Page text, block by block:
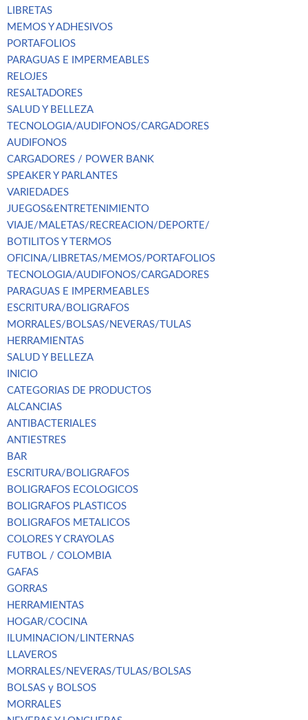
LIBRETAS
MEMOS Y ADHESIVOS
PORTAFOLIOS
PARAGUAS E IMPERMEABLES
RELOJES
RESALTADORES
SALUD Y BELLEZA
TECNOLOGIA/AUDIFONOS/CARGADORES
AUDIFONOS
CARGADORES / POWER BANK
SPEAKER Y PARLANTES
VARIEDADES
JUEGOS&ENTRETENIMIENTO
VIAJE/MALETAS/RECREACION/DEPORTE/
BOTILITOS Y TERMOS
OFICINA/LIBRETAS/MEMOS/PORTAFOLIOS
TECNOLOGIA/AUDIFONOS/CARGADORES
PARAGUAS E IMPERMEABLES
ESCRITURA/BOLIGRAFOS
MORRALES/BOLSAS/NEVERAS/TULAS
HERRAMIENTAS
SALUD Y BELLEZA
INICIO
CATEGORIAS DE PRODUCTOS
ALCANCIAS
ANTIBACTERIALES
ANTIESTRES
BAR
ESCRITURA/BOLIGRAFOS
BOLIGRAFOS ECOLOGICOS
BOLIGRAFOS PLASTICOS
BOLIGRAFOS METALICOS
COLORES Y CRAYOLAS
FUTBOL / COLOMBIA
GAFAS
GORRAS
HERRAMIENTAS
HOGAR/COCINA
ILUMINACION/LINTERNAS
LLAVEROS
MORRALES/NEVERAS/TULAS/BOLSAS
BOLSAS y BOLSOS
MORRALES